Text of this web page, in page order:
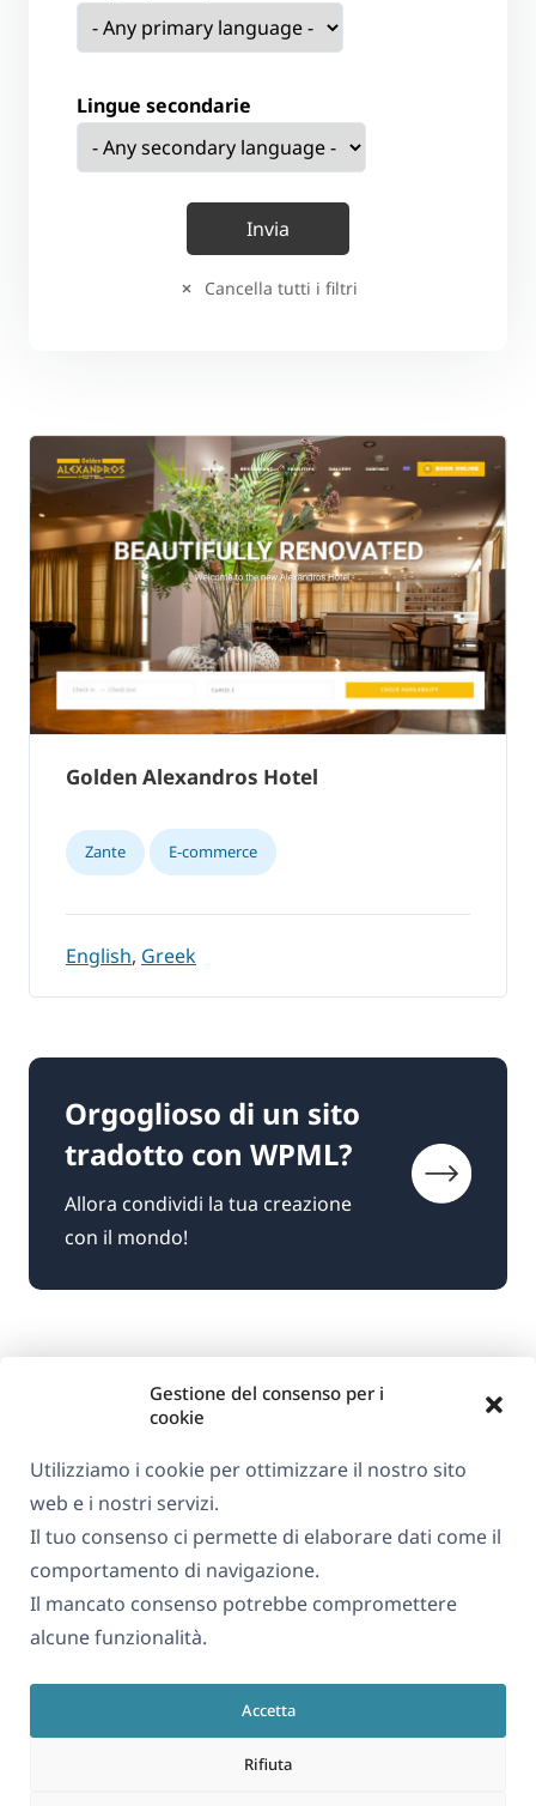
Gestione del consenso per i
cookie
Utilizziamo i cookie per ottimizzare il nostro sito
web e i nostri servizi.
Il tuo consenso ci permette di elaborare dati come il
comportamento di navigazione.
Il mancato consenso potrebbe compromettere
alcune funzionalità.
Accetta
Rifiuta
Lingue secondarie
Cancella tutti i filtri
Golden Alexandros Hotel
Zante E-commerce
English, Greek
Orgoglioso di un sito
tradotto con WPML?
Allora condividi la tua creazione
con il mondo!
Italiano
GDPR e Informativa sulla Privacy
Unisciti al nostro team(si
nuova
apre
in
una
nuova
apre
in
una
nuova
apre
una